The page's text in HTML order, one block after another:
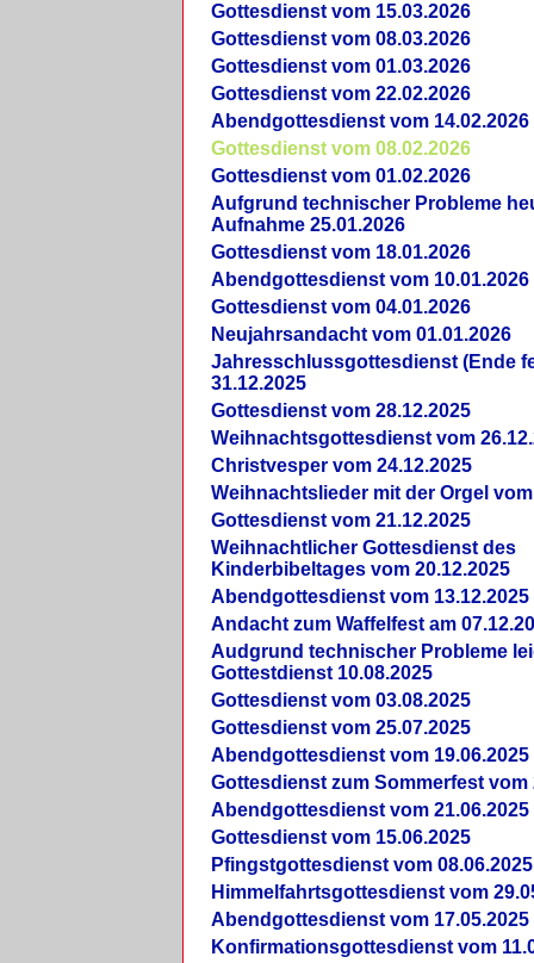
Gottesdienst vom 15.03.2026
Gottesdienst vom 08.03.2026
Gottesdienst vom 01.03.2026
Gottesdienst vom 22.02.2026
Abendgottesdienst vom 14.02.2026
Gottesdienst vom 08.02.2026
Gottesdienst vom 01.02.2026
Aufgrund technischer Probleme
Aufnahme 25.01.2026
Gottesdienst vom 18.01.2026
Abendgottesdienst vom 10.01.2026
Gottesdienst vom 04.01.2026
Neujahrsandacht vom 01.01.2026
Jahresschlussgottesdienst (Ende
31.12.2025
Gottesdienst vom 28.12.2025
Weihnachtsgottesdienst vom
Christvesper vom 24.12.2025
Weihnachtslieder mit der Orgel vom
Gottesdienst vom 21.12.2025
Weihnachtlicher Gottesdienst des
Kinderbibeltages vom 20.12.2025
Abendgottesdienst vom 13.12.2025
Andacht zum Waffelfest am
Audgrund technischer Probleme
Gottestdienst 10.08.2025
Gottesdienst vom 03.08.2025
Gottesdienst vom 25.07.2025
Abendgottesdienst vom 19.06.2025
Gottesdienst zum Sommerfest vom
Abendgottesdienst vom 21.06.2025
Gottesdienst vom 15.06.2025
Pfingstgottesdienst vom 08.06.2025
Himmelfahrtsgottesdienst vom
Abendgottesdienst vom 17.05.2025
Konfirmationsgottesdienst vom